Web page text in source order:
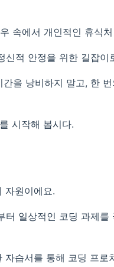
속에서 개인적인 휴식
적 안정을 위한 길잡이
을 낭비하지 말고, 한
시작해 봅시다.
자원이에요.
일상적인 코딩 과제를
습서를 통해 코딩 프로